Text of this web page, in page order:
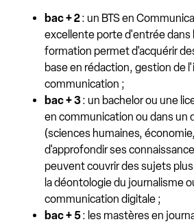
bac + 2: un BTS en
excellente porte d'entrée
formation permet d'acquérir
base en rédaction, gestion de
communication ;
bac + 3: un bachelor ou une
en communication ou dans un
(sciences humaines,
d'approfondir ses
peuvent couvrir des sujets
la déontologie du journalisme
communication digitale ;
bac + 5: les mastères en